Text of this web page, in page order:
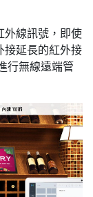
外線訊號，即使
接延長的紅外接
行無線遠端管